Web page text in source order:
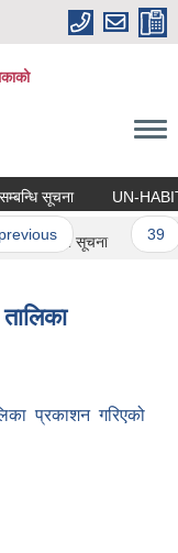
स्वीकृत सम्बन्धि सूचना UN-
…
गरिएको सूचना
प्रकाशन गरिएको